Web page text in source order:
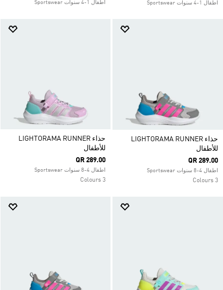
اطفال 1-4 سنوات Sportswear اطفال 1-4 سنوات Sportswear
حذاء LIGHTORAMA RUNNER
للأطفال
QR 289.00
اطفال 4-8 سنوات Sportswear
3 Colours
حذاء LIGHTORAMA RUNNER
للأطفال
QR 289.00
اطفال 4-8 سنوات Sportswear
3 Colours